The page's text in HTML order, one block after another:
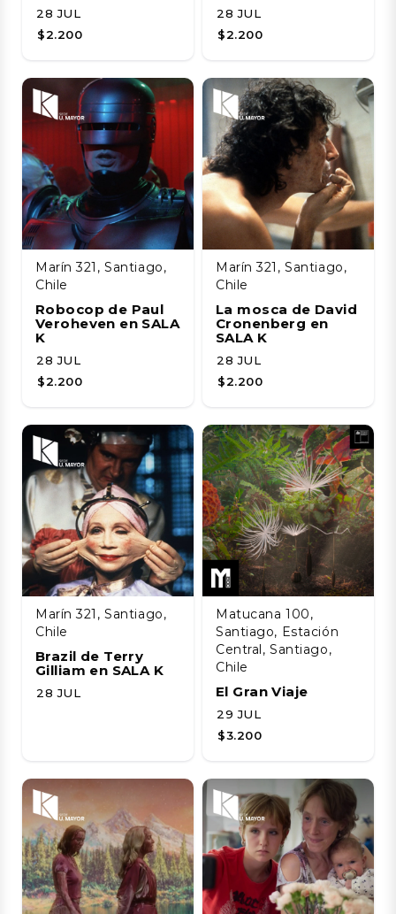
28 JUL
$2.200
28 JUL
$2.200
Marín 321, Santiago,
Chile
Robocop de Paul
Veroheven en SALA
K
28 JUL
$2.200
Marín 321, Santiago,
Chile
La mosca de David
Cronenberg en
SALA K
28 JUL
$2.200
Marín 321, Santiago,
Chile
Brazil de Terry
Gilliam en SALA K
28 JUL
Matucana 100,
Santiago, Estación
Central, Santiago,
Chile
El Gran Viaje
29 JUL
$3.200